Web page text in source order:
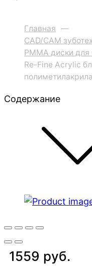
Главная —
CAD/CAM
PMMA диски для
Re-Fine Acrylic
Содержание
1559 руб.